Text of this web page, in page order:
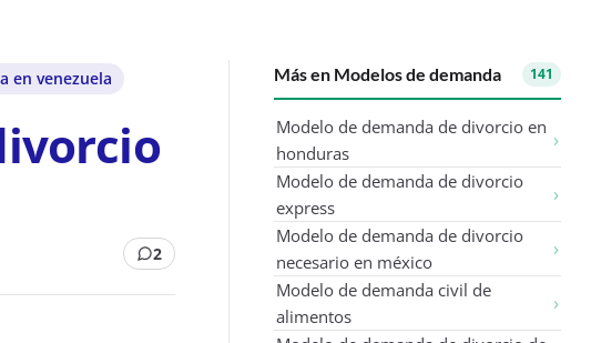
en venezuela
2
Más en Modelos de demanda 141
Modelo de demanda de divorcio en
honduras
Modelo de demanda de divorcio
express
Modelo de demanda de divorcio
necesario en méxico
Modelo de demanda civil de
alimentos